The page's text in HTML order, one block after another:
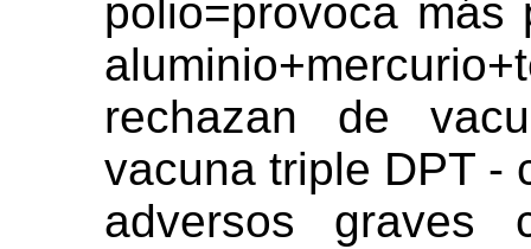
polio=provoca
rechazan de
vacuna triple DPT -
adversos graves